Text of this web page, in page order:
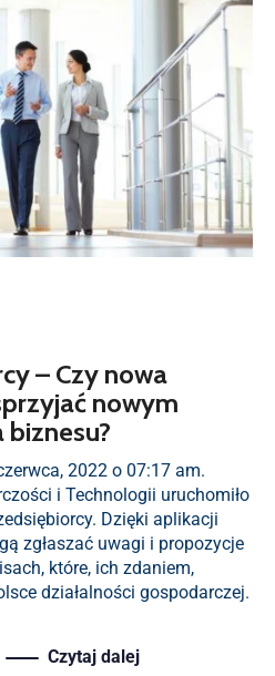
– Czy nowa
nowym
2022 o 07:17 am.
i Technologii uruchomiło
Dzięki aplikacji
zgłaszać uwagi i propozycje
które, ich zdaniem,
działalności gospodarczej.
Czytaj dalej